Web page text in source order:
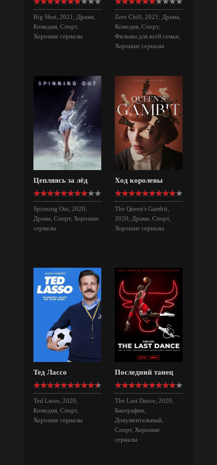
Big Shot, 2021; Драма,
Комедия, Спорт,
Хорошие сериалы
Zero Chill, 2021; Драма,
Комедия, Спорт,
Фильмы для всей семьи,
Хорошие сериалы
Цепляясь за лёд
Spinning Out, 2020;
Драма, Спорт, Хорошие
сериалы
Ход королевы
The Queen's Gambit,
2020; Драма, Спорт,
Хорошие сериалы
Тед Лассо
Ted Lasso, 2020;
Комедия, Спорт,
Хорошие сериалы
Последний танец
The Last Dance, 2020;
Биография,
Документальный,
Спорт, Хорошие
сериалы